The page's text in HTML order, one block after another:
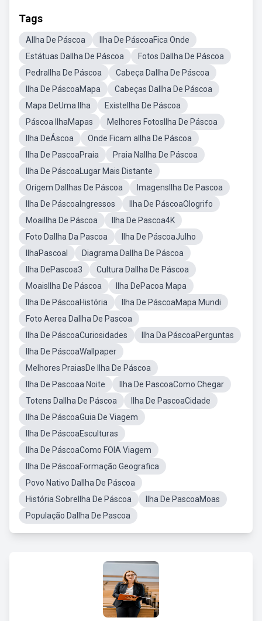
Tags
AIlha De Páscoa
Ilha De PáscoaFica Onde
Estátuas DaIlha De Páscoa
Fotos DaIlha De Páscoa
PedraIlha De Páscoa
Cabeça DaIlha De Páscoa
Ilha De PáscoaMapa
Cabeças DaIlha De Páscoa
Mapa DeUma Ilha
ExisteIlha De Páscoa
Páscoa IlhaMapas
Melhores FotosIlha De Páscoa
Ilha DeÁscoa
Onde Ficam aIlha De Páscoa
Ilha De PascoaPraia
Praia NaIlha De Páscoa
Ilha De PáscoaLugar Mais Distante
Origem DaIlhas De Páscoa
ImagensIlha De Pascoa
Ilha De PáscoaIngressos
Ilha De PáscoaOlogrifo
MoaiIlha De Páscoa
Ilha De Pascoa4K
Foto DaIlha Da Pascoa
Ilha De PáscoaJulho
IlhaPascoal
Diagrama DaIlha De Páscoa
Ilha DePascoa3
Cultura DaIlha De Páscoa
MoaisIlha De Páscoa
Ilha DePacoa Mapa
Ilha De PáscoaHistória
Ilha De PáscoaMapa Mundi
Foto Aerea DaIlha De Pascoa
Ilha De PáscoaCuriosidades
Ilha Da PáscoaPerguntas
Ilha De PáscoaWallpaper
Melhores PraiasDe Ilha De Páscoa
Ilha De Pascoaa Noite
Ilha De PascoaComo Chegar
Totens DaIlha De Páscoa
Ilha De PascoaCidade
Ilha De PáscoaGuia De Viagem
Ilha De PáscoaEsculturas
Ilha De PáscoaComo FOIA Viagem
Ilha De PáscoaFormação Geografica
Povo Nativo DaIlha De Páscoa
História SobreIlha De Páscoa
Ilha De PascoaMoas
População DaIlha De Pascoa